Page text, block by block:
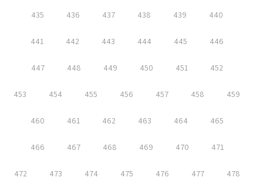
435 436 437 438 439 440
441 442 443 444 445 446
447 448 449 450 451 452
453 454 455 456 457 458 459
460 461 462 463 464 465
466 467 468 469 470 471
472 473 474 475 476 477 478